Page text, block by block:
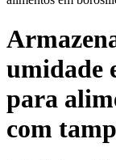
umidade
para
com